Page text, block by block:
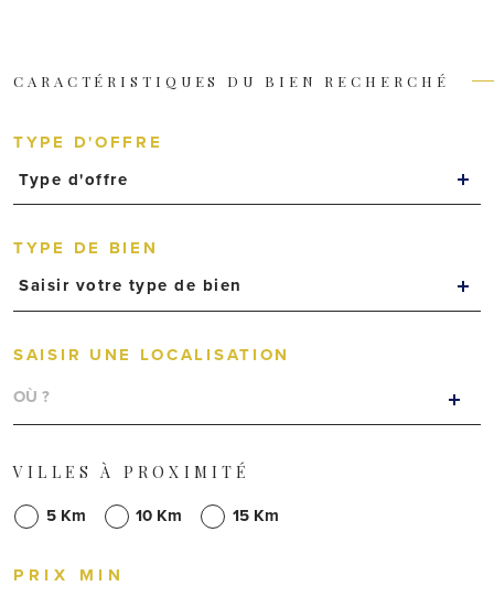
CARACTÉRISTIQUES DU BIEN RECHERCHÉ
TYPE D'OFFRE
Type d'offre
TYPE DE BIEN
Saisir votre type de bien
SAISIR UNE LOCALISATION
VILLES À PROXIMITÉ
5 Km 10 Km 15 Km
PRIX MIN